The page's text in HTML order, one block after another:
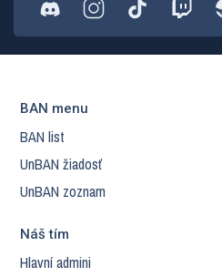
BAN menu
BAN list
UnBAN žiadosť
UnBAN zoznam
Náš tím
Hlavní admini